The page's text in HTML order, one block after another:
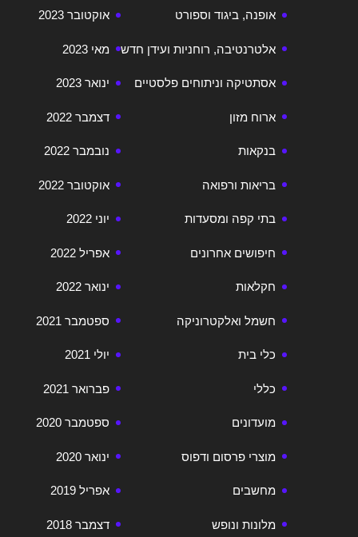
אוקטובר 2023
מאי 2023
ינואר 2023
דצמבר 2022
נובמבר 2022
אוקטובר 2022
יוני 2022
אפריל 2022
ינואר 2022
ספטמבר 2021
יולי 2021
פברואר 2021
ספטמבר 2020
ינואר 2020
אפריל 2019
דצמבר 2018
אופנה, ביגוד וספורט
אלטרנטיבה, רוחניות ועידן חדש
אסתטיקה וניתוחים פלסטיים
ארוח מזון
בנקאות
בריאות ורפואה
בתי קפה ומסעדות
חיפושים אחרונים
חקלאות
חשמל ואלקטרוניקה
כלי בית
כללי
מועדונים
מוצרי פרסום ודפוס
מחשבים
מלונות ונופש